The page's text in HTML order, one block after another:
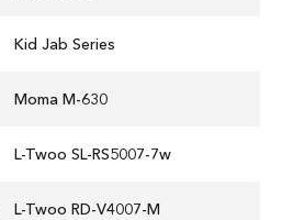
Kid Jab Series
Moma M-630
L-Twoo SL-RS5007-7w
L-Twoo RD-V4007-M